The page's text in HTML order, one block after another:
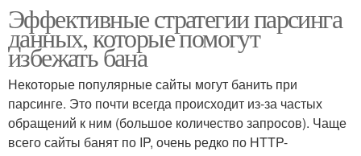
Эффективные стратегии парсинга
данных, которые помогут
избежать бана
Некоторые популярные сайты могут банить при
парсинге. Это почти всегда происходит из-за частых
обращений к ним (большое количество запросов). Чаще
всего сайты банят по IP, очень редко по HTTP-